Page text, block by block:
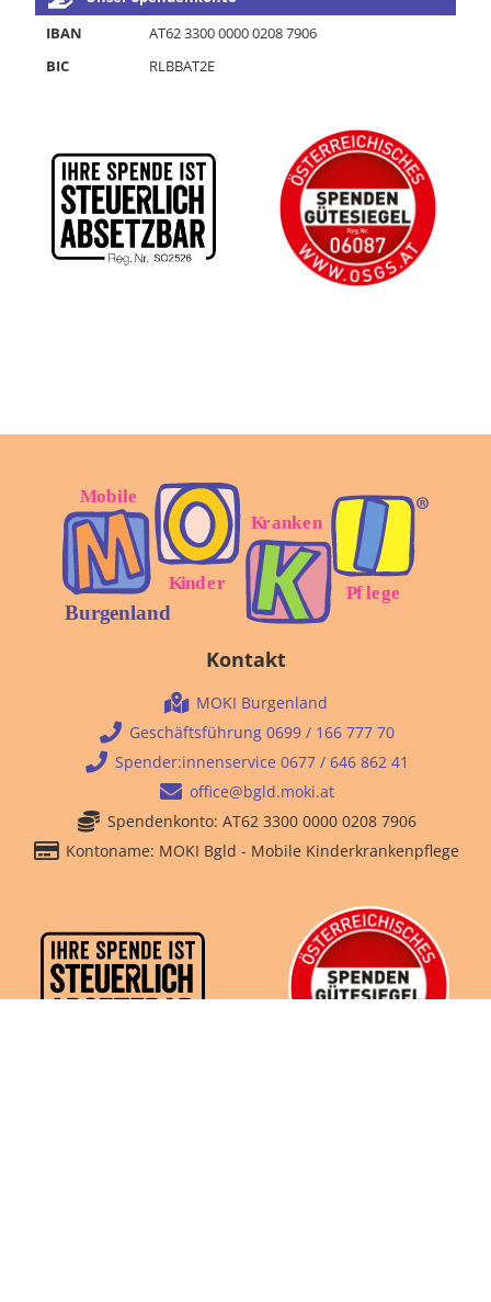
IBAN
AT62 3300 0000 0208 7906
BIC
RLBBAT2E
Kontakt
MOKI Burgenland
Geschäftsführung 0699 / 166 777 70
Spender:innenservice 0677 / 646 862 41
office@bgld.moki.at
Spendenkonto: AT62 3300 0000 0208 7906
Kontoname: MOKI Bgld - Mobile Kinderkrankenpflege